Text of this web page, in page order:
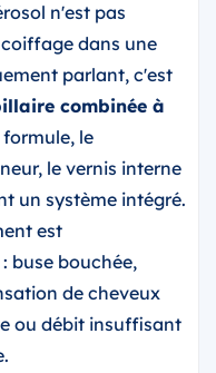
n'est pas
dans une
parlant, c'est
combinée à
formule, le
le vernis interne
un système intégré.
est
buse bouchée,
de cheveux
ou débit insuffisant